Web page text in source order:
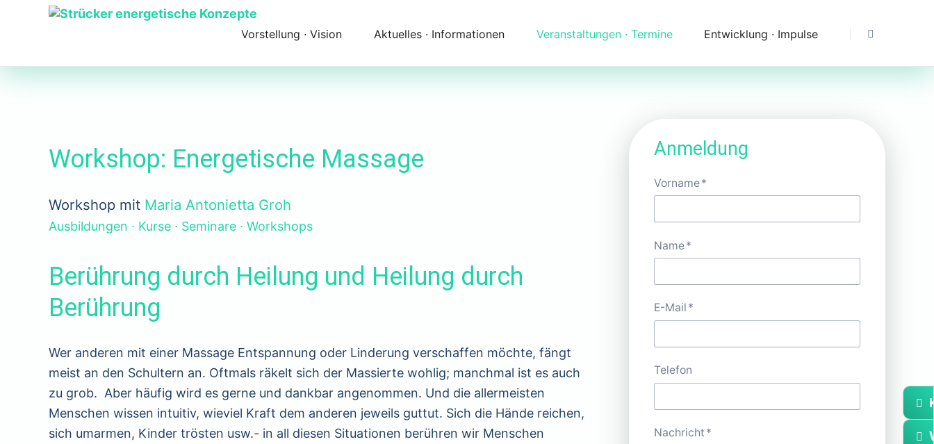
Navigation
überspringen
Vorstellung ∙ Vision Aktuelles ∙ Informationen
Begleitung
Veranstaltungen ∙ Termine Entwicklung ∙ Impulse
Impressionen
Workshop: Energetische Massage
Workshop mit Maria Antonietta Groh
Ausbildungen ∙ Kurse ∙ Seminare ∙ Workshops
Berührung durch Heilung und Heilung durch
Berührung
Wer anderen mit einer Massage Entspannung oder Linderung verschaffen möchte, fängt
meist an den Schultern an. Oftmals räkelt sich der Massierte wohlig; manchmal ist es auch
zu grob. Aber häufig wird es gerne und dankbar angenommen. Und die allermeisten
Menschen wissen intuitiv, wieviel Kraft dem anderen jeweils guttut. Sich die Hände reichen,
sich umarmen, Kinder trösten usw.- in all diesen Situationen berühren wir Menschen
Anmeldung
Pflichtfeld
Vorname*
Pflichtfeld
Name*
Pflichtfeld
E-Mail *
Telefon
Pflichtfeld
Nachricht *